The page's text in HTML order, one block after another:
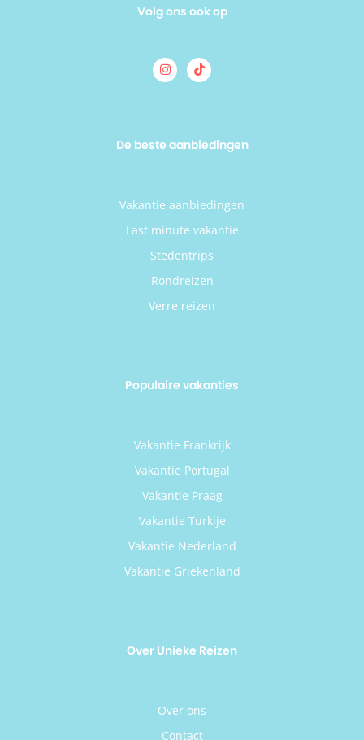
Volg ons ook op
De beste aanbiedingen
Vakantie aanbiedingen
Last minute vakantie
Stedentrips
Rondreizen
Verre reizen
Populaire vakanties
Vakantie Frankrijk
Vakantie Portugal
Vakantie Praag
Vakantie Turkije
Vakantie Nederland
Vakantie Griekenland
Over Unieke Reizen
Over ons
Contact